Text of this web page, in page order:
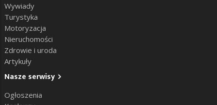
Wywiady
Turystyka
Motoryzacja
Nieruchomości
Zdrowie i uroda
Artykuły
Nasze serwisy
Ogłoszenia